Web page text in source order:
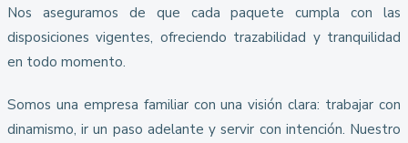
Nos aseguramos de que cada paquete cumpla con las
disposiciones vigentes, ofreciendo trazabilidad y tranquilidad
en todo momento.
Somos una empresa familiar con una visión clara: trabajar con
dinamismo, ir un paso adelante y servir con intención. Nuestro